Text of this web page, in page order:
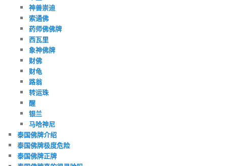
神兽崇迪
索通佛
药师佛佛牌
西瓦里
象神佛牌
财佛
财龟
路翁
转运珠
醒
银兰
马哈神尼
泰国佛牌介绍
泰国佛牌极度危险
泰国佛牌正牌